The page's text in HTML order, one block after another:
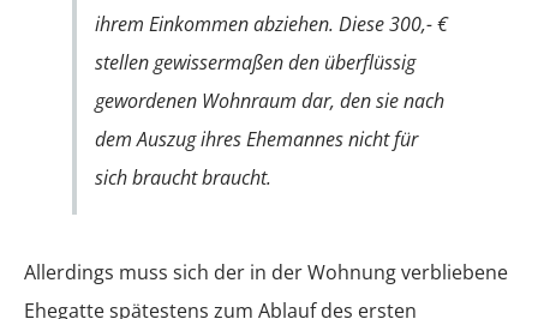
ihrem Einkommen abziehen. Diese 300,- €
stellen gewissermaßen den überflüssig
gewordenen Wohnraum dar, den sie nach
dem Auszug ihres Ehemannes nicht für
sich braucht braucht.
Allerdings muss sich der in der Wohnung verbliebene
Ehegatte spätestens zum Ablauf des ersten